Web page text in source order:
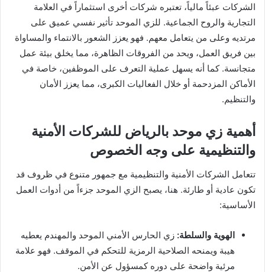
الشركات عبئاً مالياً، تعتبره شركات أخرى استثماراً في العلامة
التجارية والروح الجماعية. للزي الموحد تأثير نفسي عميق على
مرتديه وعلى من يتعامل معهم. فهو يعزز الشعور بالانتماء والمساواة
بين فريق العمل، ويحد من الفروقات الظاهرة، مما يخلق بيئة عمل
متجانسة. كما أنه يسهل عملية التعرف على الموظفين، خاصة في
الأماكن المزدحمة أو خلال الفعاليات الكبرى، مما يعزز الأمان
والتنظيم.
أهمية زي موحد بالرياض للشركات الأمنية
والتنظيمية على وجه الخصوص
تتعامل الشركات الأمنية والتنظيمية مع جمهور متنوع في ظروف قد
تكون عادية أو طارئة. هنا، يصبح الزي الموحد جزءاً من أدوات العمل
الأساسية:
الهوية والسلطة: زي الحارس الأمني الموحد والمهندم يعطيه
هيبة ويمنحه الصلاحية الرمزية للتحكم في الموقف. فهو علامة
مرئية واضحة على دوره كمسؤول عن الأمن.